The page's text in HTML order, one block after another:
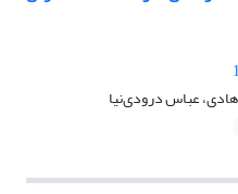
عباس درودی‌نیا